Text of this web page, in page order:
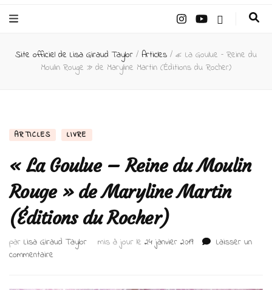
Taylor –
Auteur
Site officiel de Lisa Giraud Taylor / Articles / « La Goulue – Reine du
Moulin Rouge » de Maryline Martin (Éditions du Rocher)
ARTICLES LIVRE
« La Goulue – Reine du Moulin
Rouge » de Maryline Martin
(Éditions du Rocher)
par Lisa Giraud Taylor mis à jour le 24 janvier 2019
Laisser un
commentaire